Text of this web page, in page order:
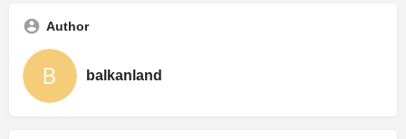
Author
balkanland